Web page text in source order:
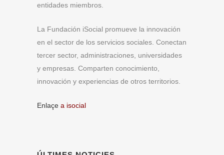
entidades miembros.
La Fundación iSocial promueve la innovación
en el sector de los servicios sociales. Conectan
tercer sector, administraciones, universidades
y empresas. Comparten conocimiento,
innovación y experiencias de otros territorios.
Enlaçe a isocial